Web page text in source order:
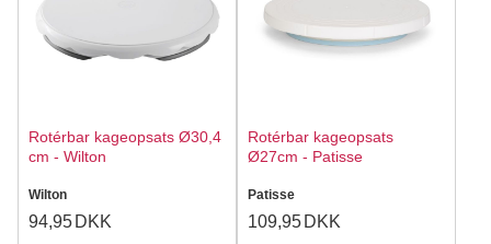
Rotérbar kageopsats Ø30,4
cm - Wilton
Wilton
94,95 DKK
Rotérbar kageopsats
Ø27cm - Patisse
Patisse
109,95 DKK